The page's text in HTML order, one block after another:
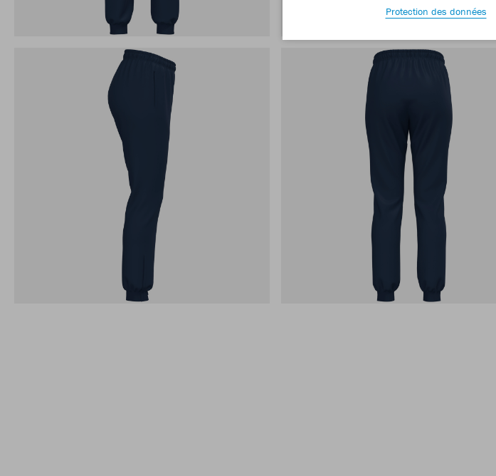
Protection des données